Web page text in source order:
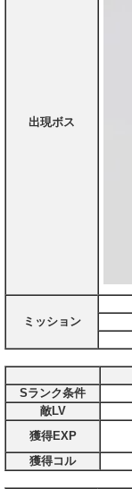
出現ボス
ミッション
Sランク条件
敵LV
獲得EXP
獲得コル